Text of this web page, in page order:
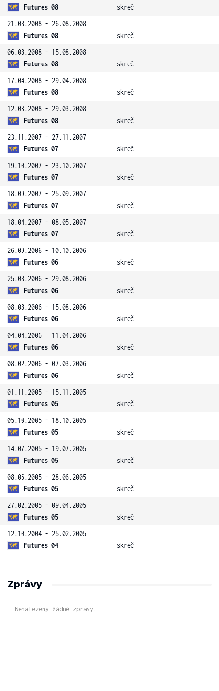
Futures 08
skreč
21.08.2008 - 26.08.2008
Futures 08
skreč
06.08.2008 - 15.08.2008
Futures 08
skreč
17.04.2008 - 29.04.2008
Futures 08
skreč
12.03.2008 - 29.03.2008
Futures 08
skreč
23.11.2007 - 27.11.2007
Futures 07
skreč
19.10.2007 - 23.10.2007
Futures 07
skreč
18.09.2007 - 25.09.2007
Futures 07
skreč
18.04.2007 - 08.05.2007
Futures 07
skreč
26.09.2006 - 10.10.2006
Futures 06
skreč
25.08.2006 - 29.08.2006
Futures 06
skreč
08.08.2006 - 15.08.2006
Futures 06
skreč
04.04.2006 - 11.04.2006
Futures 06
skreč
08.02.2006 - 07.03.2006
Futures 06
skreč
01.11.2005 - 15.11.2005
Futures 05
skreč
05.10.2005 - 18.10.2005
Futures 05
skreč
14.07.2005 - 19.07.2005
Futures 05
skreč
08.06.2005 - 28.06.2005
Futures 05
skreč
27.02.2005 - 09.04.2005
Futures 05
skreč
12.10.2004 - 25.02.2005
Futures 04
skreč
Zprávy
Nenalezeny žádné zprávy.